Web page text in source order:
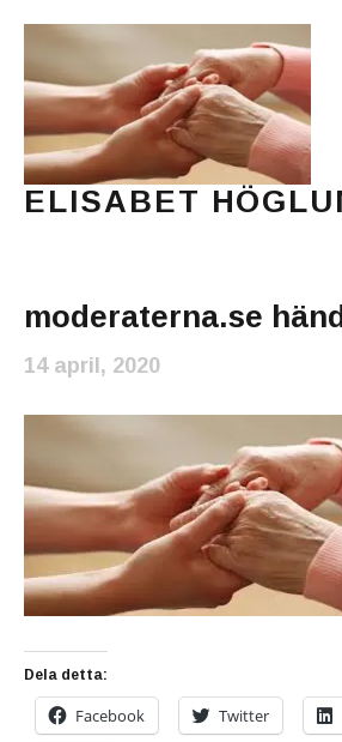
ELISABET
moderaterna.se
14 april, 2020
Dela detta:
Facebook Twitter